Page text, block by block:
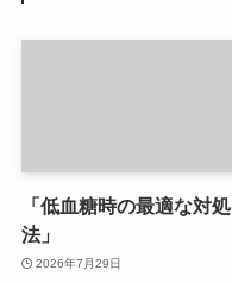
「低血糖時の最適な対処
法」
2026年7月29日